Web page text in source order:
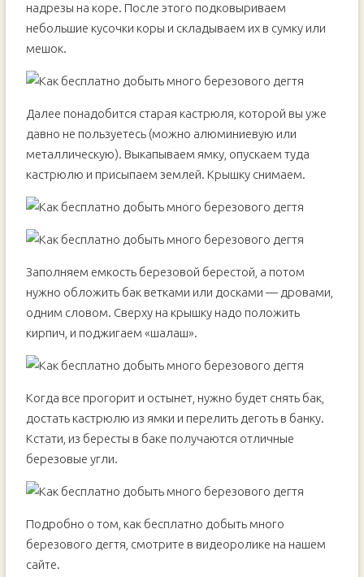
надрезы на коре. После этого подковыриваем
небольшие кусочки коры и складываем их в сумку или
мешок.
Далее понадобится старая кастрюля, которой вы уже
давно не пользуетесь (можно алюминиевую или
металлическую). Выкапываем ямку, опускаем туда
кастрюлю и присыпаем землей. Крышку снимаем.
Заполняем емкость березовой берестой, а потом
нужно обложить бак ветками или досками — дровами,
одним словом. Сверху на крышку надо положить
кирпич, и поджигаем «шалаш».
Когда все прогорит и остынет, нужно будет снять бак,
достать кастрюлю из ямки и перелить деготь в банку.
Кстати, из бересты в баке получаются отличные
березовые угли.
Подробно о том, как бесплатно добыть много
березового дегтя, смотрите в видеоролике на нашем
сайте.